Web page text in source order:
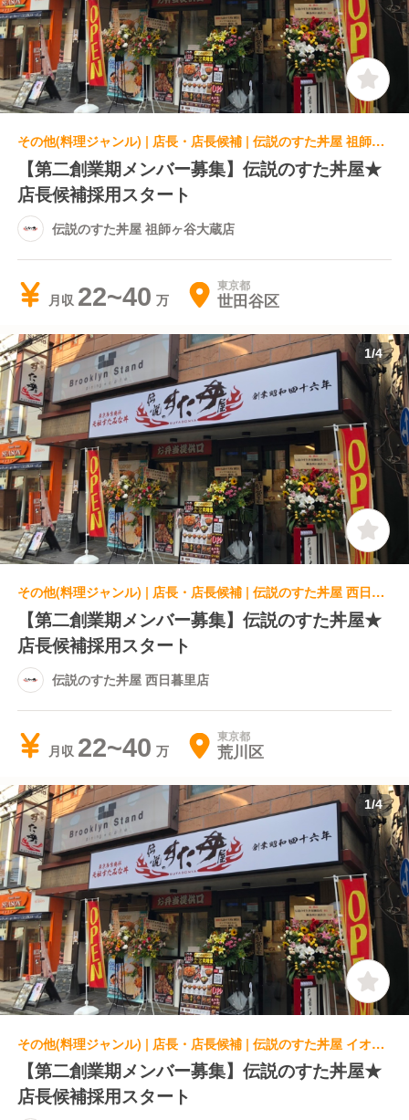
その他(料理ジャンル) | 店長・店長候補 | 伝説のすた丼屋 祖師ヶ谷大蔵店
【第二創業期メンバー募集】伝説のすた丼屋★
店長候補採用スタート
伝説のすた丼屋 祖師ヶ谷大蔵店
月収 22~40 東京都
世田谷区
1/4
その他(料理ジャンル) | 店長・店長候補 | 伝説のすた丼屋 西日暮里店
【第二創業期メンバー募集】伝説のすた丼屋★
店長候補採用スタート
伝説のすた丼屋 西日暮里店
月収 22~40 東京都
荒川区
1/4
その他(料理ジャンル) | 店長・店長候補 | 伝説のすた丼屋 イオンタウン稲城長沼店
【第二創業期メンバー募集】伝説のすた丼屋★
店長候補採用スタート